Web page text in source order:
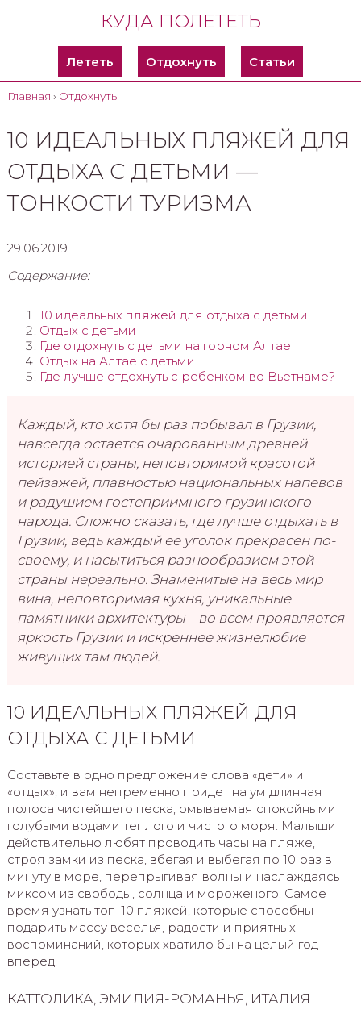
КУДА ПОЛЕТЕТЬ
Лететь Отдохнуть Статьи
Главная › Отдохнуть
10 ИДЕАЛЬНЫХ ПЛЯЖЕЙ ДЛЯ
ОТДЫХА С ДЕТЬМИ —
ТОНКОСТИ ТУРИЗМА
29.06.2019
Содержание:
10 идеальных пляжей для отдыха с детьми
Отдых с детьми
Где отдохнуть с детьми на горном Алтае
Отдых на Алтае с детьми
Где лучше отдохнуть с ребенком во Вьетнаме?
Каждый, кто хотя бы раз побывал в Грузии,
навсегда остается очарованным древней
историей страны, неповторимой красотой
пейзажей, плавностью национальных напевов
и радушием гостеприимного грузинского
народа. Сложно сказать, где лучше отдыхать в
Грузии, ведь каждый ее уголок прекрасен по-
своему, и насытиться разнообразием этой
страны нереально. Знаменитые на весь мир
вина, неповторимая кухня, уникальные
памятники архитектуры – во всем проявляется
яркость Грузии и искреннее жизнелюбие
живущих там людей.
10 ИДЕАЛЬНЫХ ПЛЯЖЕЙ ДЛЯ
ОТДЫХА С ДЕТЬМИ
Составьте в одно предложение слова «дети» и
«отдых», и вам непременно придет на ум длинная
полоса чистейшего песка, омываемая спокойными
голубыми водами теплого и чистого моря. Малыши
действительно любят проводить часы на пляже,
строя замки из песка, вбегая и выбегая по 10 раз в
минуту в море, перепрыгивая волны и наслаждаясь
миксом из свободы, солнца и мороженого. Самое
время узнать топ-10 пляжей, которые способны
подарить массу веселья, радости и приятных
воспоминаний, которых хватило бы на целый год
вперед.
КАТТОЛИКА, ЭМИЛИЯ-РОМАНЬЯ, ИТАЛИЯ